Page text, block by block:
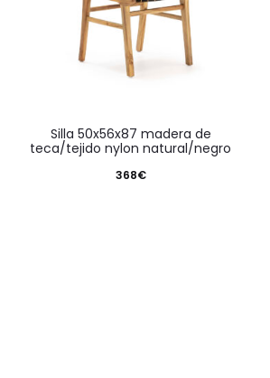
silla 50x56x87 madera de
teca/tejido nylon natural/negro
368€